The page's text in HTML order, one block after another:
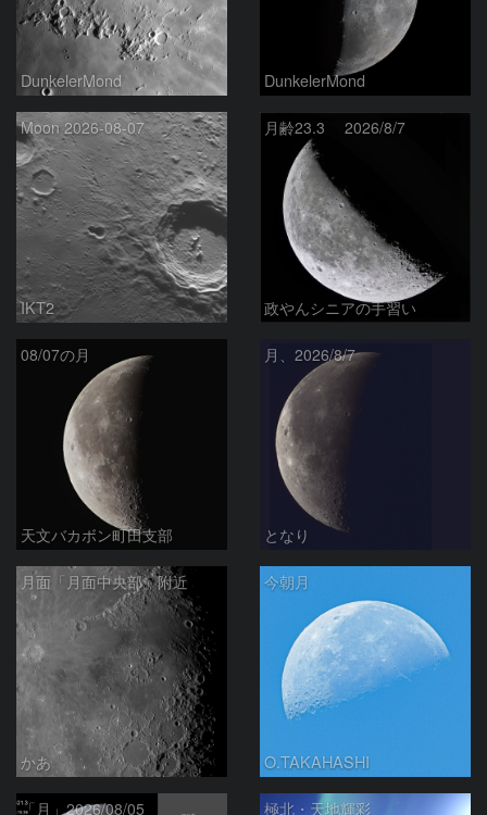
DunkelerMond DunkelerMond
Moon 2026-08-07
IKT2
月齢23.3 2026/8/7
政やんシニアの手習い
08/07の月
天文バカボン町田支部
月、2026/8/7
となり
月面「月面中央部」附近
かあ
今朝月
O.TAKAHASHI
「月」2026/08/05 極北・天地輝彩